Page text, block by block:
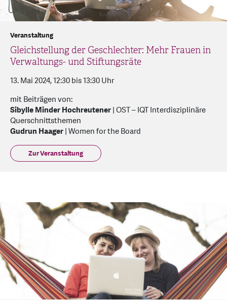
Gleichstellung der Geschlechter: Mehr Frauen in
Verwaltungs- und Stiftungsräte
Veranstaltung
13. Mai 2024, 12:30 bis 13:30 Uhr
mit Beiträgen von:
Sibylle Minder Hochreutener| OST – IQT Interdisziplinäre
Querschnittsthemen
Gudrun Haager| Women for the Board
Zur Veranstaltung